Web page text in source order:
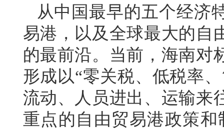
从中国最早的五个经济
易港，以及全球最大的自
的最前沿。当前，海南对
形成以“零关税、低税率
流动、人员进出、运输来
重点的自由贸易港政策和